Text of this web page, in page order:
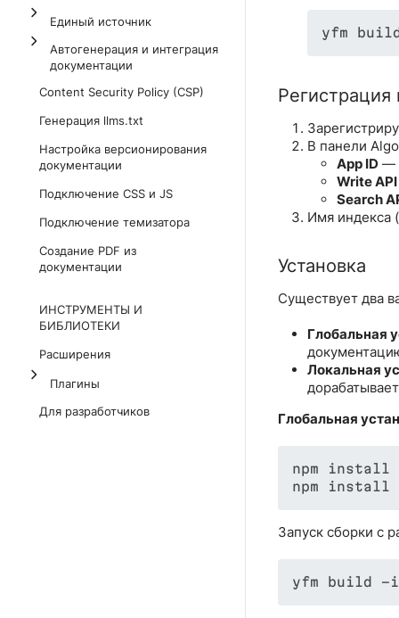
Единый источник
Автогенерация и интеграция
документации
Content Security Policy (CSP)
Генерация llms.txt
Настройка версионирования
документации
Подключение CSS и JS
Подключение темизатора
Создание PDF из
документации
ИНСТРУМЕНТЫ И
БИБЛИОТЕКИ
Расширения
Плагины
Для разработчиков
yfm
Регистрация
В панели
App ID ―
Write
Search
Имя индекса (
Установка
Существует два
Глобальная
Локальная
Глобальная
npm install
Запуск сборки с
yfm build -